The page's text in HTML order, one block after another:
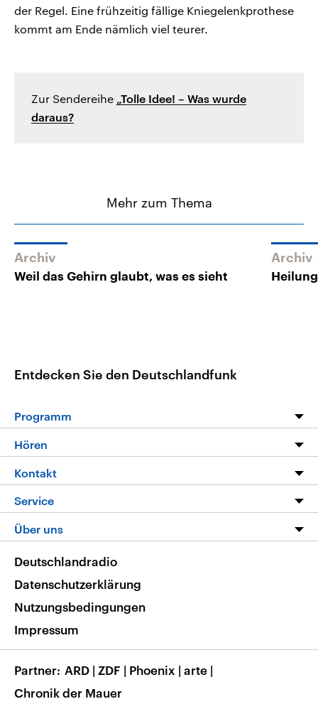
der Regel. Eine frühzeitig fällige Kniegelenkprothese
kommt am Ende nämlich viel teurer.
Zur Sendereihe „Tolle Idee! – Was wurde
daraus?
Mehr zum Thema
Archiv
Weil das Gehirn glaubt, was es sieht
Archiv
Entdecken Sie den Deutschlandfunk
Programm
Die Nachrichten
Nachrichtenleicht
Neue Beiträge auf dlf.de
Hören
Livestream
Podcasts
Deutschlandfunk App
Nachrichten App
Frequenzen
Kontakt
Hörerservice
Service
FAQ
Veranstaltungen
Musikliste
RSS
Über uns
Barrierefreiheit
Deutschlandradio
Datenschutzerklärung
Nutzungsbedingungen
Impressum
Partner ARD | ZDF | Phoenix | arte |
Chronik der Mauer